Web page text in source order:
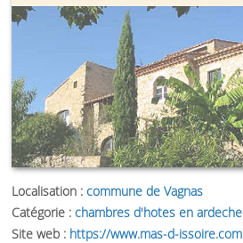
Localisation : commune de Vagnas
Catégorie : chambres d'hotes en ardeche
Site web : https://www.mas-d-issoire.com